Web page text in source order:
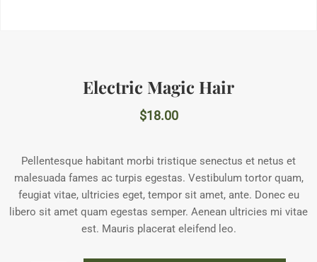
Electric Magic Hair
$18.00
Pellentesque habitant morbi tristique senectus et netus et
malesuada fames ac turpis egestas. Vestibulum tortor quam,
feugiat vitae, ultricies eget, tempor sit amet, ante. Donec eu
libero sit amet quam egestas semper. Aenean ultricies mi vitae
est. Mauris placerat eleifend leo.